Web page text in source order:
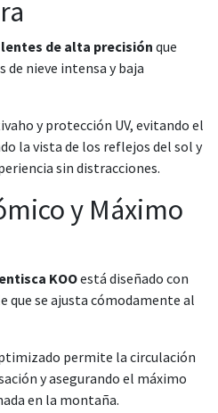
lentes de alta precisión que
de nieve intensa y baja
y protección UV, evitando el
la vista de los reflejos del sol y
sin distracciones.
y Máximo
KOOestá diseñado con
que se ajusta cómodamente al
permite la circulación
y asegurando el máximo
en la montaña.